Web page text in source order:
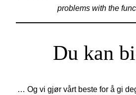
problems with the
Du kan
… Og vi gjør vårt beste for å gi